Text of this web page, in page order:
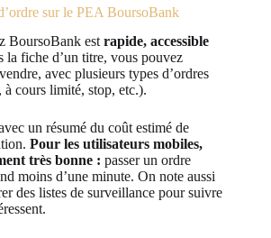
sur le PEA BoursoBank
BoursoBank est rapide, accessible
la fiche d’un titre, vous pouvez
avec plusieurs types d’ordres
cours limité, stop, etc.).
un résumé du coût estimé de
Pour les utilisateurs mobiles,
très bonne : passer un ordre
moins d’une minute. On note aussi
des listes de surveillance pour suivre